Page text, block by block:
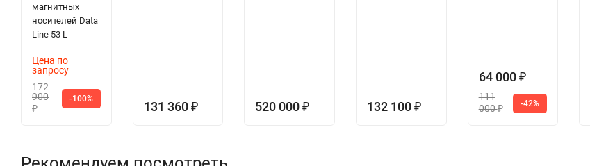
магнитных
носителей Data
Line 53 L
Цена по
запросу
172
900
₽
-100%
131 360 ₽ 520 000₽ 132 100 ₽
64 000 ₽
111
000₽
-42%